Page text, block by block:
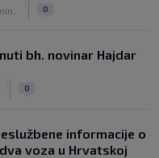
0
bh. novinar Hajdar
0
informacije o
voza u Hrvatskoj